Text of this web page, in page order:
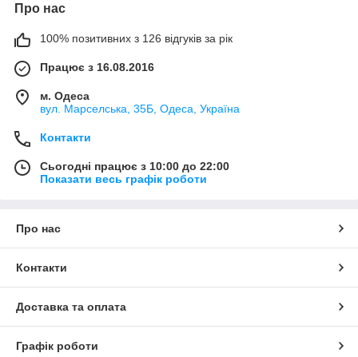
Про нас
100% позитивних з 126 відгуків за рік
Працює з 16.08.2016
м. Одеса
вул. Марселська, 35Б, Одеса, Україна
Контакти
Сьогодні працює з 10:00 до 22:00
Показати весь графік роботи
Про нас
Контакти
Доставка та оплата
Графік роботи